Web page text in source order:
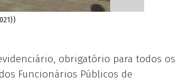
obrigatório para todos os
Funcionários Públicos de